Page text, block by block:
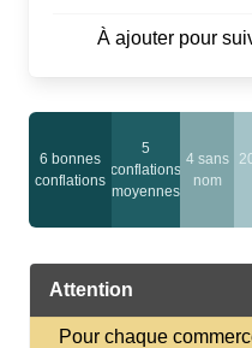
À ajouter pour
6 bonnes
conflations
5
conflations
moyennes
4 sans
nom
Attention
Pour chaque